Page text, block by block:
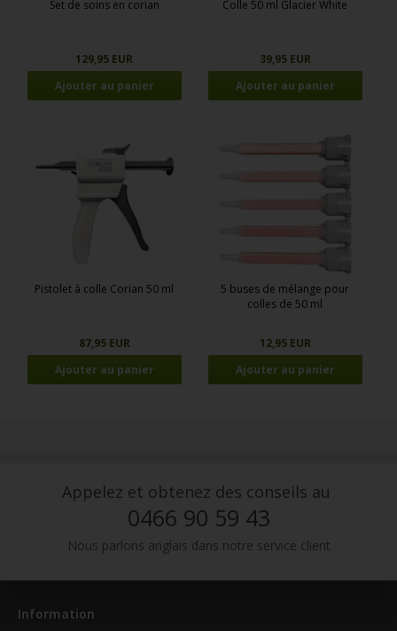
Set de soins en corian
129,95 EUR
Colle 50 ml Glacier White
39,95 EUR
Pistolet à colle Corian 50 ml
87,95 EUR
5 buses de mélange pour
colles de 50 ml
12,95 EUR
Appelez et obtenez des conseils au
0466 90 59 43
Nous parlons anglais dans notre service client
Information